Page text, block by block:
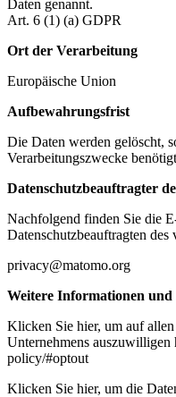
Daten genannt.
Art. 6 (1) (a) GDPR
Ort der Verarbeitung
Europäische Union
Aufbewahrungsfrist
Die Daten werden gelöscht,
Verarbeitungszwecke
Datenschutzbeauftragter
Nachfolgend finden Sie die
Datenschutzbeauftragten des
privacy@matomo.org
Weitere Informationen
Klicken Sie hier, um auf
Unternehmens
policy/#optout
Klicken Sie hier, um die